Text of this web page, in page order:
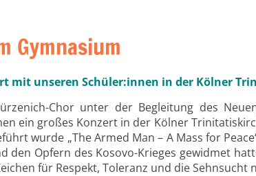
Gymnasium
mit unseren Schüler:innen in der Kölner
Chor unter der Begleitung des
ein großes Konzert in der Kölner
wurde „The Armed Man – A Mass for
den Opfern des Kosovo-Krieges gewidmet
für Respekt, Toleranz und die Sehnsucht